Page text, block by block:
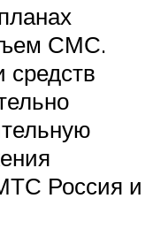
СМС.
средств
Россия и